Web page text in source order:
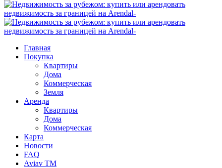
Главная
Покупка
Квартиры
Дома
Коммерческая
Земля
Аренда
Квартиры
Дома
Коммерческая
Карта
Новости
FAQ
Aviav TM